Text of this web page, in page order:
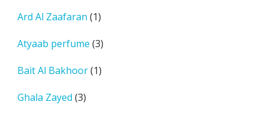
Ard Al Zaafaran 11
phẩm
Atyaab perfume 33
phẩm
Bait Al Bakhoor 11
Ghala Zayed 33